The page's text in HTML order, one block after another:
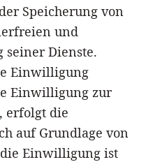
Speicherung von
und
Dienste.
Einwilligung
Einwilligung zur
erfolgt die
auf Grundlage von
die Einwilligung ist